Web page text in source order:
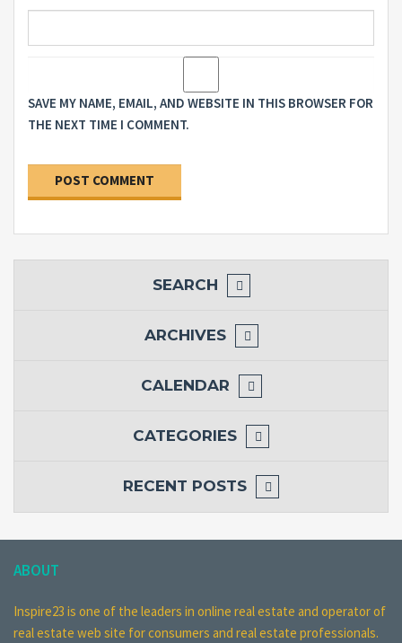
SAVE MY NAME, EMAIL, AND WEBSITE IN THIS BROWSER FOR
THE NEXT TIME I COMMENT.
SEARCH
ARCHIVES
CALENDAR
CATEGORIES
RECENT POSTS
ABOUT
Inspire23 is one of the leaders in online real estate and operator of
real estate web site for consumers and real estate professionals.